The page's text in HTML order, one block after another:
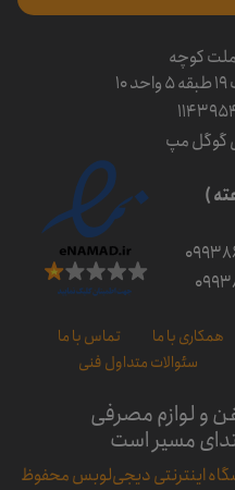
ملت کوچه
گوگل مپ
همکاری با ما
تماس با ما
سئوالات متداول فنی
و لوازم مصرفی
مسیر است
فروشگاه اینترنتی دیجی‌لوبس محفوظ